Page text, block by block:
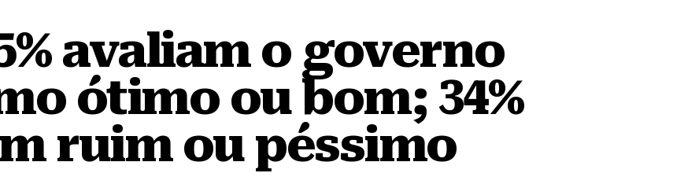
avaliam o governo
ótimo ou bom; 34%
ruim ou péssimo